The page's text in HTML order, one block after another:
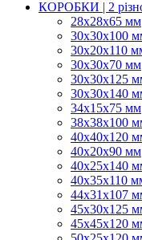
КОРОБКИ | 2
28х28х65 мм
30х30х100
30х20х110
30х30х70 мм
30х30х125
30х30х140
34х15х75 мм
38х38х100
40х40х120
40х20х90 мм
40х25х140
40х35х110
44х31х107
45х30х125
45х45х120